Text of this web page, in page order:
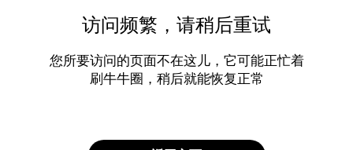
访问频繁，请稍后重试
您所要访问的页面不在这儿，它可能正忙着
刷牛牛圈，稍后就能恢复正常